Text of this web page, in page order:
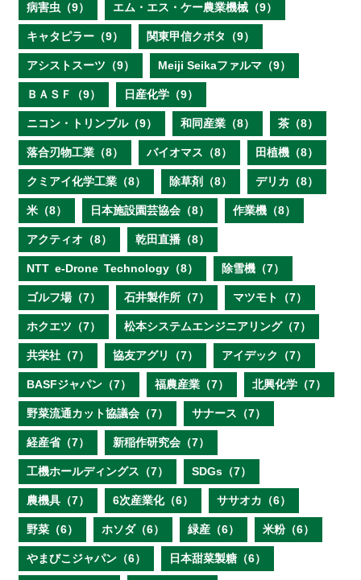
病害虫（9） エム・エス・ケー農業機械（9）
キャタピラー（9） 関東甲信クボタ（9）
アシストスーツ（9） Meiji Seikaファルマ（9）
ＢＡＳＦ（9） 日産化学（9）
ニコン・トリンブル（9） 和同産業（8） 茶（8）
落合刃物工業（8） バイオマス（8） 田植機（8）
クミアイ化学工業（8） 除草剤（8） デリカ（8）
米（8） 日本施設園芸協会（8） 作業機（8）
アクティオ（8） 乾田直播（8）
NTT e‐Drone Technology（8） 除雪機（7）
ゴルフ場（7） 石井製作所（7） マツモト（7）
ホクエツ（7） 松本システムエンジニアリング（7）
共栄社（7） 協友アグリ（7） アイデック（7）
BASFジャパン（7） 福農産業（7） 北興化学（7）
野菜流通カット協議会（7） サナース（7）
経産省（7） 新稲作研究会（7）
工機ホールディングス（7） SDGs（7）
農機具（7） 6次産業化（6） ササオカ（6）
野菜（6） ホソダ（6） 緑産（6） 米粉（6）
やまびこジャパン（6） 日本甜菜製糖（6）